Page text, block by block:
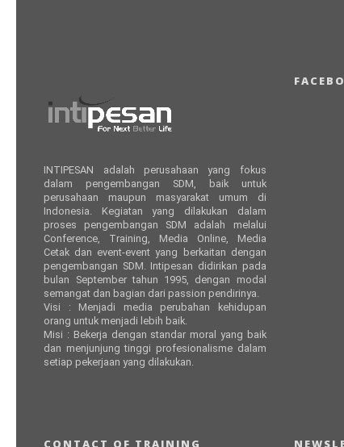
INTIPESAN adalah perusahaan yang fokus
dalam pengembangan SDM, baik untuk
perusahaan maupun masyarakat umum di
Indonesia. Kegiatan yang dilakukan dalam
proses pengembangan SDM adalah melalui
Conference, Training, Media Online, Media
Cetak dan event-event yang berkaitan dengan
pengembangan SDM. Intipesan didirikan pada
bulan September tahun 1995, dengan modal
semangat dan bagian dari passion pendirinya.
Visi : Menjadi media perubahan kehidupan
orang untuk menjadi lebih baik.
Misi : Bekerja dengan standar moral yang baik
dan menjunjung tinggi profesionalisme dalam
setiap pekerjaan yang dilakukan.
CONTACT OF TRAINING